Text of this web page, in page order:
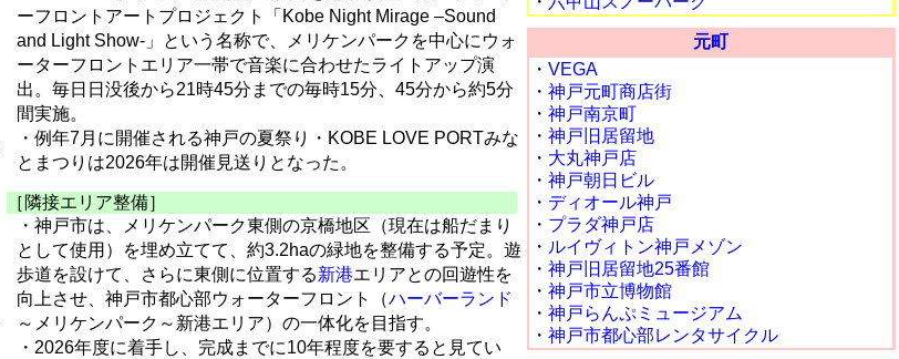
ーフロントアートプロジェクト「Kobe Night Mirage –Sound
and Light Show-」という名称で、メリケンパークを中心にウォ
ーターフロントエリア一帯で音楽に合わせたライトアップ演
出。毎日日没後から21時45分までの毎時15分、45分から約5分
間実施。
・例年7月に開催される神戸の夏祭り・KOBE LOVE PORTみな
とまつりは2026年は開催見送りとなった。
［隣接エリア整備］
・神戸市は、メリケンパーク東側の京橋地区（現在は船だまり
として使用）を埋め立てて、約3.2haの緑地を整備する予定。遊
歩道を設けて、さらに東側に位置する新港エリアとの回遊性を
向上させ、神戸市都心部ウォーターフロント（ハーバーランド
～メリケンパーク～新港エリア）の一体化を目指す。
・2026年度に着手し、完成までに10年程度を要すると見てい
元町
・ VEGA
・ 神戸元町商店街
・ 神戸南京町
・ 神戸旧居留地
・ 大丸神戸店
・ 神戸朝日ビル
・ ディオール神戸
・ プラダ神戸店
・ ルイヴィトン神戸メゾン
・ 神戸旧居留地25番館
・ 神戸市立博物館
・ 神戸らんぷミュージアム
・ 神戸市都心部レンタサイクル